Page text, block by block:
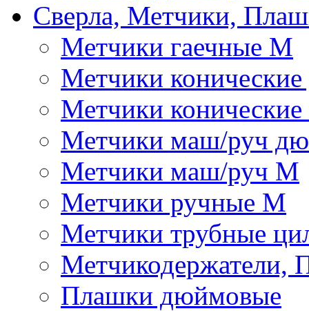
Сверла, Метчики,
Метчики гаечные М
Метчики
Метчики
Метчики маш/руч
Метчики маш/руч М
Метчики ручные М
Метчики трубные
Метчикодержатели,
Плашки дюймовые